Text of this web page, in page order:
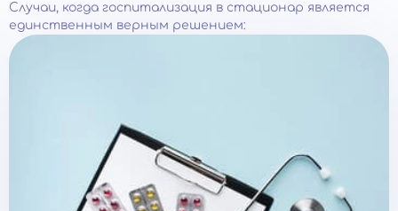
Случаи, когда госпитализация в стационар является
единственным верным решением: